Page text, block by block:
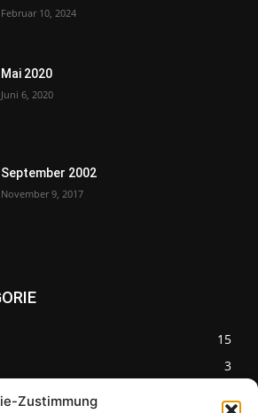
Zustimmung
Februar 10, 2024
Mai 2020
Juni 6, 2020
September 2002
November 9, 2017
15
3